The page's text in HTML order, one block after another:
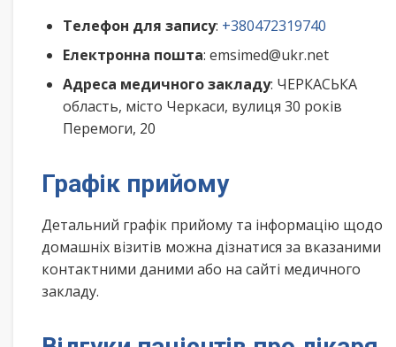
Телефон для запису: +380472319740
Електронна пошта: emsimed@ukr.net
Адреса медичного закладу: ЧЕРКАСЬКА
область, місто Черкаси, вулиця 30 років
Перемоги, 20
Графік прийому
Детальний графік прийому та інформацію щодо
домашніх візитів можна дізнатися за вказаними
контактними даними або на сайті медичного
закладу.